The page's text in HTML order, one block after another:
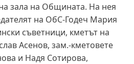
зала на Общината. На нея
на ОбС-Годеч Мария
съветници, кметът на
Асенов, зам.-кметовете
и Надя Сотирова,